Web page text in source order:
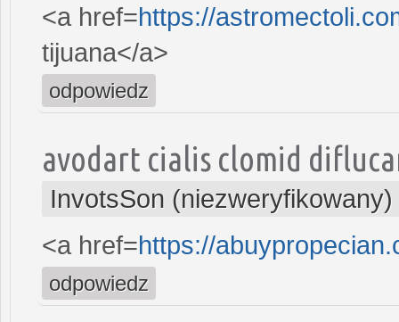
<a href=https://
tijuana</a>
odpowiedz
avodart cialis clomid
InvotsSon (niezweryfikowany)
<a href=https://
odpowiedz